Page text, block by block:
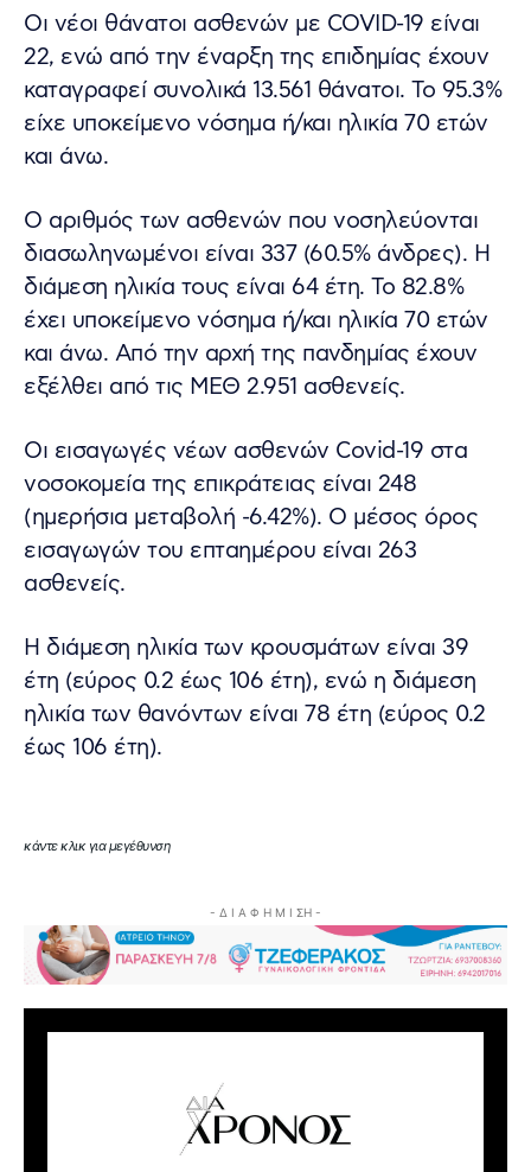
Οι νέοι θάνατοι ασθενών με COVID-19 είναι
22, ενώ από την έναρξη της επιδημίας έχουν
καταγραφεί συνολικά 13.561 θάνατοι. Το 95.3%
είχε υποκείμενο νόσημα ή/και ηλικία 70 ετών
και άνω.
Ο αριθμός των ασθενών που νοσηλεύονται
διασωληνωμένοι είναι 337 (60.5% άνδρες). Η
διάμεση ηλικία τους είναι 64 έτη. To 82.8%
έχει υποκείμενο νόσημα ή/και ηλικία 70 ετών
και άνω. Από την αρχή της πανδημίας έχουν
εξέλθει από τις ΜΕΘ 2.951 ασθενείς.
Οι εισαγωγές νέων ασθενών Covid-19 στα
νοσοκομεία της επικράτειας είναι 248
(ημερήσια μεταβολή -6.42%). Ο μέσος όρος
εισαγωγών του επταημέρου είναι 263
ασθενείς.
Η διάμεση ηλικία των κρουσμάτων είναι 39
έτη (εύρος 0.2 έως 106 έτη), ενώ η διάμεση
ηλικία των θανόντων είναι 78 έτη (εύρος 0.2
έως 106 έτη).
κάντε κλικ για μεγέθυνση
- Δ Ι Α Φ Η Μ Ι ΣΗ -